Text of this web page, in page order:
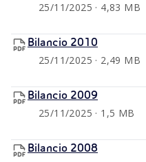
25/11/2025 · 4,83 MB
Bilancio 2010
25/11/2025 · 2,49 MB
Bilancio 2009
25/11/2025 · 1,5 MB
Bilancio 2008